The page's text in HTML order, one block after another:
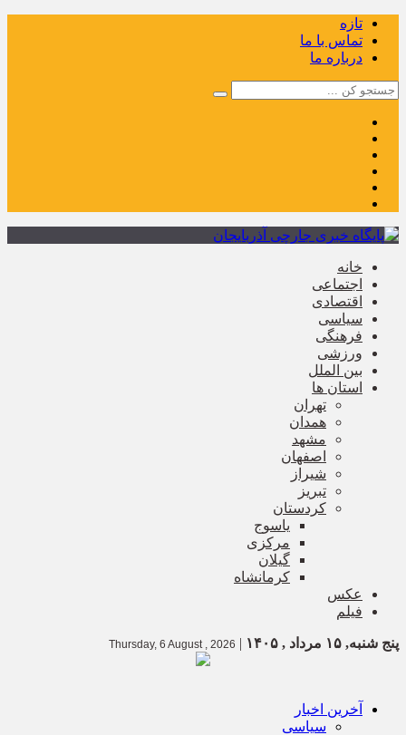
تازه
تماس با ما
درباره ما
خانه
اجتماعی
اقتصادی
سیاسی
فرهنگی
ورزشی
بین الملل
استان ها
تهران
همدان
مشهد
اصفهان
شیراز
تبریز
کردستان
یاسوج
مرکزی
گیلان
کرمانشاه
عکس
فیلم
پنج شنبه, ۱۵ مرداد , ۱۴۰۵ |
Thursday, 6 August , 2026
آخرین اخبار
سیاسی